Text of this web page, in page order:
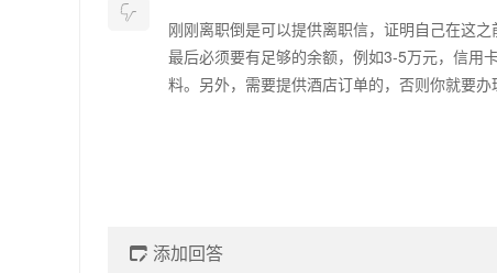

刚刚离职倒是可以提供离职信，证明自己在这
最后必须要有足够的余额，例如3-5万元，信用
料。另外，需要提供酒店订单的，否则你就要办
 添加回答